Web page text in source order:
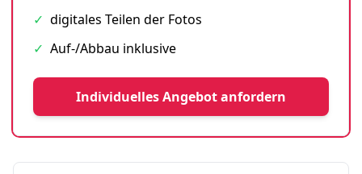
✓ digitales Teilen der Fotos
✓ Auf-/Abbau inklusive
Individuelles Angebot anfordern